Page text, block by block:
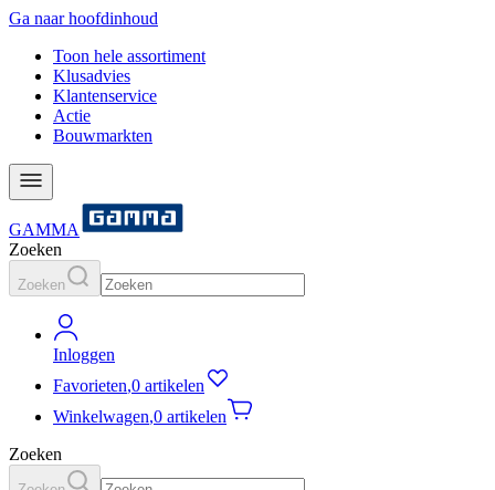
Ga naar hoofdinhoud
Toon hele assortiment
Klusadvies
Klantenservice
Actie
Bouwmarkten
GAMMA
Zoeken
Zoeken
Inloggen
Favorieten,0 artikelen
Winkelwagen,0 artikelen
Zoeken